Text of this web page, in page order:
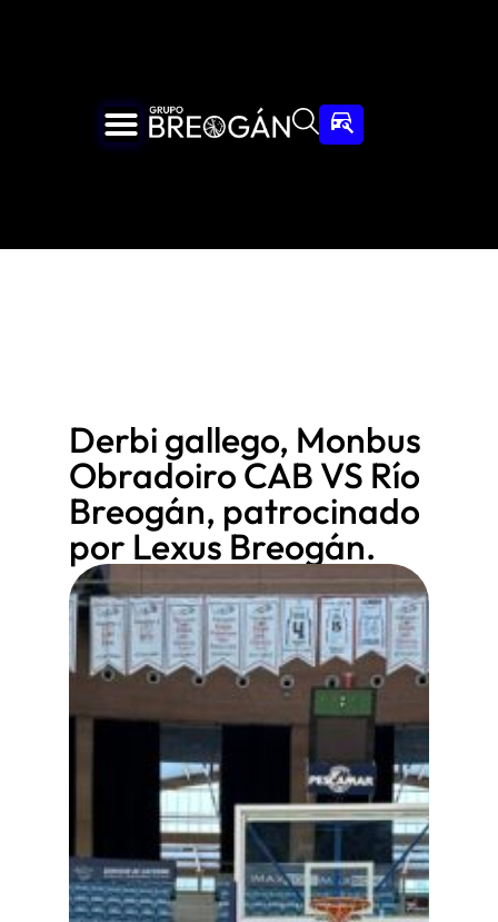
Derbi gallego, Monbus
Obradoiro CAB VS Río
Breogán, patrocinado
por Lexus Breogán.